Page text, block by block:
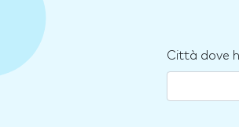
Città dove